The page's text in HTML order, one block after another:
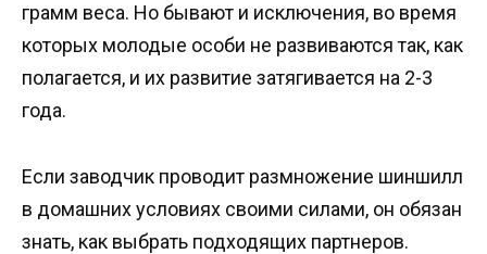
грамм веса. Но бывают и исключения, во время
которых молодые особи не развиваются так, как
полагается, и их развитие затягивается на 2-3
года.
Если заводчик проводит размножение шиншилл
в домашних условиях своими силами, он обязан
знать, как выбрать подходящих партнеров.